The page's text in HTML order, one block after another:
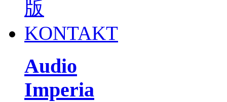
Audio
Imperia